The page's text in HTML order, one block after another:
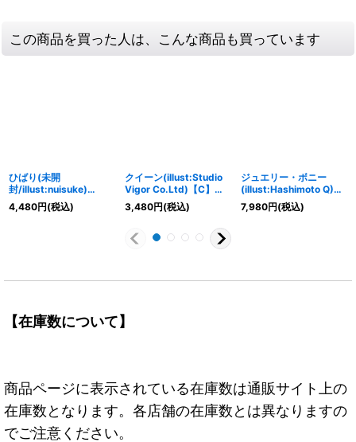
この商品を買った人は、こんな商品も買っています
ひばり(未開
封/illust:nuisuke)
【SR】{OP11-010}
4,480円(税込)
クイーン(illust:Studio
Vigor Co.Ltd)【C】
{ST04-005}
3,480円(税込)
ジュエリー・ボニー
(illust:Hashimoto Q)
【SR】{OP13-108}
7,980円(税込)
【在庫数について】
商品ページに表示されている在庫数は通販サイト上の
在庫数となります。各店舗の在庫数とは異なりますの
でご注意ください。